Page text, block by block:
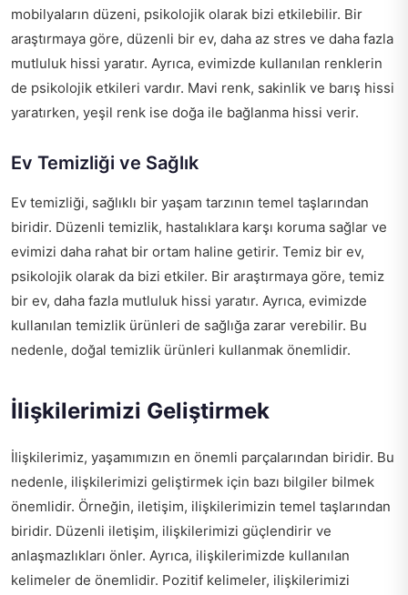
mobilyaların düzeni, psikolojik olarak bizi etkilebilir. Bir
araştırmaya göre, düzenli bir ev, daha az stres ve daha fazla
mutluluk hissi yaratır. Ayrıca, evimizde kullanılan renklerin
de psikolojik etkileri vardır. Mavi renk, sakinlik ve barış hissi
yaratırken, yeşil renk ise doğa ile bağlanma hissi verir.
Ev Temizliği ve Sağlık
Ev temizliği, sağlıklı bir yaşam tarzının temel taşlarından
biridir. Düzenli temizlik, hastalıklara karşı koruma sağlar ve
evimizi daha rahat bir ortam haline getirir. Temiz bir ev,
psikolojik olarak da bizi etkiler. Bir araştırmaya göre, temiz
bir ev, daha fazla mutluluk hissi yaratır. Ayrıca, evimizde
kullanılan temizlik ürünleri de sağlığa zarar verebilir. Bu
nedenle, doğal temizlik ürünleri kullanmak önemlidir.
İlişkilerimizi Geliştirmek
İlişkilerimiz, yaşamımızın en önemli parçalarından biridir. Bu
nedenle, ilişkilerimizi geliştirmek için bazı bilgiler bilmek
önemlidir. Örneğin, iletişim, ilişkilerimizin temel taşlarından
biridir. Düzenli iletişim, ilişkilerimizi güçlendirir ve
anlaşmazlıkları önler. Ayrıca, ilişkilerimizde kullanılan
kelimeler de önemlidir. Pozitif kelimeler, ilişkilerimizi